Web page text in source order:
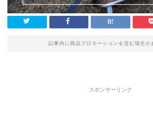
記事内に商品プロモーションを含む場合が
スポンサーリンク